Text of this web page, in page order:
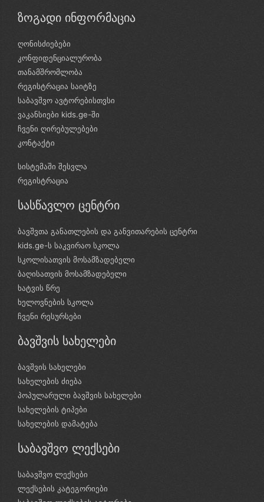
ზოგადი ინფორმაცია
ღონისძიებები
კონფიდენციალურობა
თანამშრომლობა
რეგისტრაცია საიტზე
საბავშვო ავტორებისთვსი
ვაკანსიები kids.ge-ში
ჩვენი ღირებულებები
კონტაქტი
სისტემაში შესვლა
რეგისტრაცია
სასწავლო ცენტრი
ბავშვთა განათლების და განვითარების ცენტრი
kids.ge-ს საკვირაო სკოლა
სკოლისათვის მოსამზადებელი
ბაღისათვის მოსამზადებელი
ხატვის წრე
ხელოვნების სკოლა
ჩვენი რესურსები
ბავშვის სახელები
ბავშვის სახელები
სახელების ძიება
პოპულარული ბავშვის სახელები
სახელების ტიპები
სახელების დამატება
საბავშვო ლექსები
საბავშვო ლექსები
ლექსების კატეგორიები